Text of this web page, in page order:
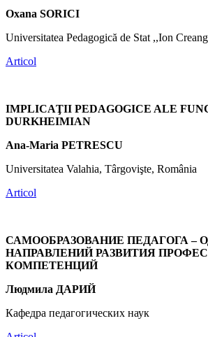
Oxana SORICI
Universitatea Pedagogică de Stat ,,Ion
Articol
IMPLICAŢII PEDAGOGICE ALE
DURKHEIMIAN
Ana-Maria PETRESCU
Universitatea Valahia, Târgovişte, România
Articol
САМООБРАЗОВАНИЕ ПЕДАГОГА –
НАПРАВЛЕНИЙ РАЗВИТИЯ
КОМПЕТЕНЦИЙ
Людмила ДАРИЙ
Кафедра педагогических наук